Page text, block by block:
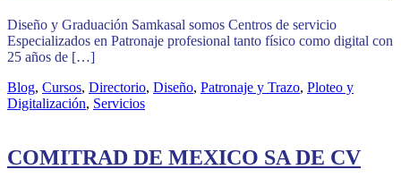
Diseño y Graduación Samkasal somos Centros de servicio
Especializados en Patronaje profesional tanto físico como digital con
25 años de […]
Blog, Cursos, Directorio, Diseño, Patronaje y Trazo, Ploteo y
Digitalización, Servicios
COMITRAD DE MEXICO SA DE CV